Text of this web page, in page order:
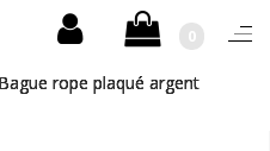
0
Bague rope plaqué argent